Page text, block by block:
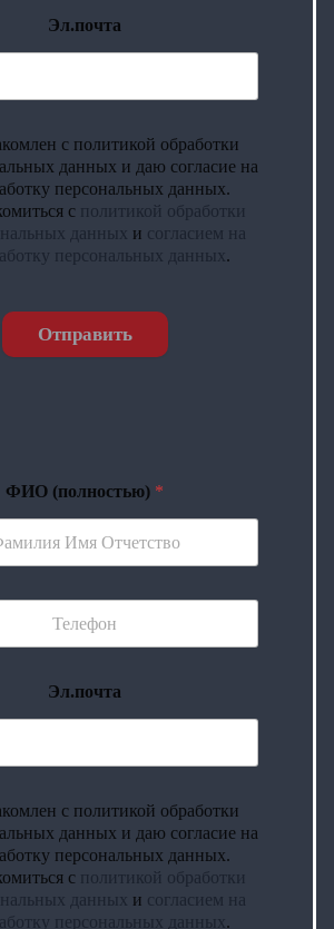
Эл.почта
с политикой обработки
данных и даю согласие на
персональных данных.
с политикой обработки
данных и согласием на
персональных данных.
Отправить
ФИО (полностью) *
Эл.почта
с политикой обработки
данных и даю согласие на
персональных данных.
с политикой обработки
данных и согласием на
персональных данных.